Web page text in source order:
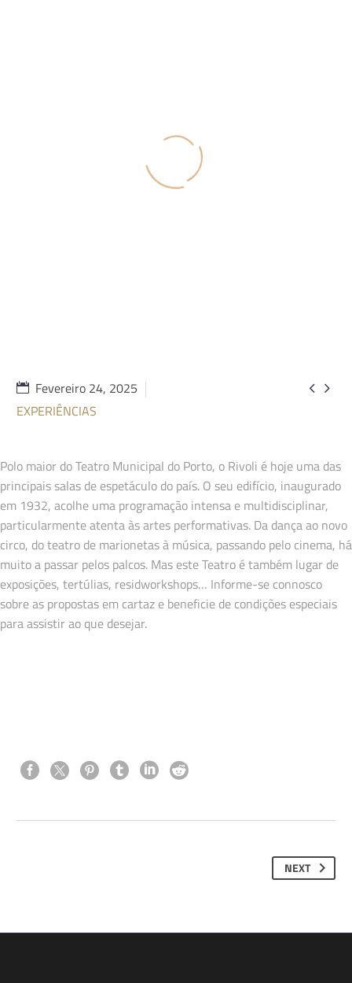
 
Fevereiro 24, 2025
EXPERIÊNCIAS
Polo maior do Teatro Municipal do Porto, o Rivoli é hoje uma das
principais salas de espetáculo do país. O seu edifício, inaugurado
em 1932, acolhe uma programação intensa e multidisciplinar,
particularmente atenta às artes performativas. Da dança ao novo
circo, do teatro de marionetas à música, passando pelo cinema, há
muito a passar pelos palcos. Mas este Teatro é também lugar de
exposições, tertúlias, residworkshops… Informe-se connosco
sobre as propostas em cartaz e beneficie de condições especiais
para assistir ao que desejar.
NEXT